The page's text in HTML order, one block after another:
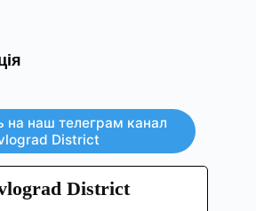
на наш телеграм канал
District
District